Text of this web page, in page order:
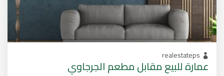
realestateps
عمارة للبيع مقابل مطعم الجرجاوي